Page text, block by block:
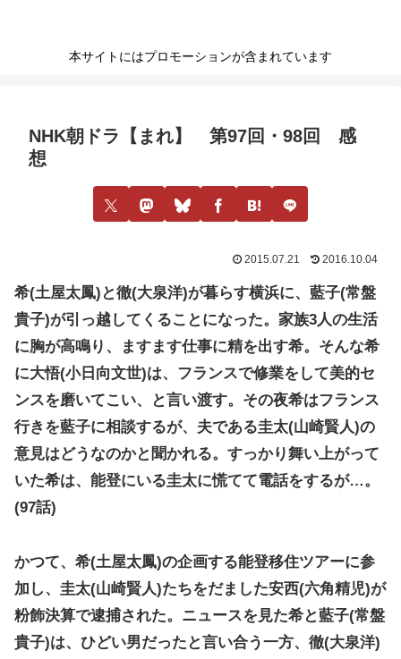
本サイトにはプロモーションが含まれています
NHK朝ドラ【まれ】 第97回・98回 感
想
2015.07.21 2016.10.04
希(土屋太鳳)と徹(大泉洋)が暮らす横浜に、藍子(常盤
貴子)が引っ越してくることになった。家族3人の生活
に胸が高鳴り、ますます仕事に精を出す希。そんな希
に大悟(小日向文世)は、フランスで修業をして美的セ
ンスを磨いてこい、と言い渡す。その夜希はフランス
行きを藍子に相談するが、夫である圭太(山崎賢人)の
意見はどうなのかと聞かれる。すっかり舞い上がって
いた希は、能登にいる圭太に慌てて電話をするが…。
(97話)
かつて、希(土屋太鳳)の企画する能登移住ツアーに参
加し、圭太(山崎賢人)たちをだました安西(六角精児)が
粉飾決算で逮捕された。ニュースを見た希と藍子(常盤
貴子)は、ひどい男だったと言い合う一方、徹(大泉洋)